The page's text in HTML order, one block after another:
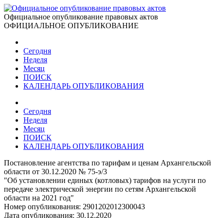
Официальное опубликование правовых актов
ОФИЦИАЛЬНОЕ ОПУБЛИКОВАНИЕ
Сегодня
Неделя
Месяц
ПОИСК
КАЛЕНДАРЬ ОПУБЛИКОВАНИЯ
Сегодня
Неделя
Месяц
ПОИСК
КАЛЕНДАРЬ ОПУБЛИКОВАНИЯ
Постановление агентства по тарифам и ценам Архангельской
области от 30.12.2020 № 75-э/3
"Об установлении единых (котловых) тарифов на услуги по
передаче электрической энергии по сетям Архангельской
области на 2021 год"
Номер опубликования: 2901202012300043
Дата опубликования: 30.12.2020